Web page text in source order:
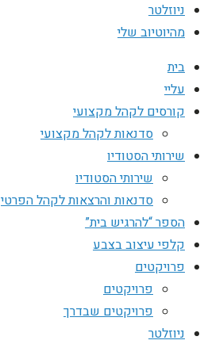
ניוזלטר
מהיוטיוב שלי
בית
עליי
קורסים לקהל מקצועי
סדנאות לקהל מקצועי
שירותי הסטודיו
שירותי הסטודיו
סדנאות והרצאות לקהל הפרטי
הספר “להרגיש בית”
קלפי עיצוב בצבע
פרויקטים
פרויקטים
פרויקטים שבדרך
ניוזלטר